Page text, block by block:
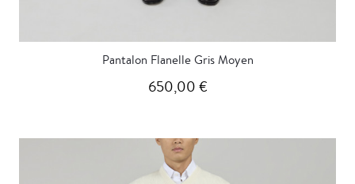
Pantalon Flanelle Gris Moyen
650,00 €